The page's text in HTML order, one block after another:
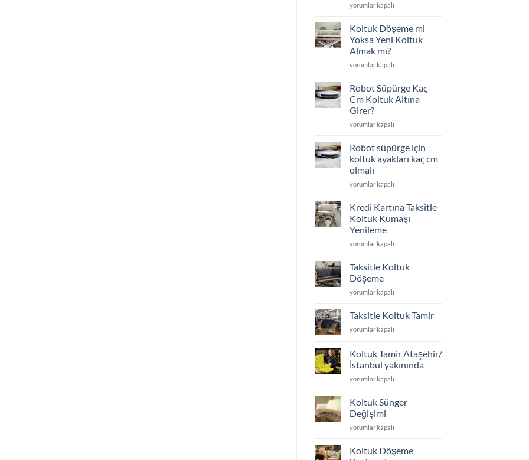
için
Koltuk
Yaptırmanın
için
yorumlar kapalı
Koltuk Döşeme mi
Yoksa Yeni Koltuk
Almak mı?
Koltuk
mi
Yeni
Koltuk
Almak
için
yorumlar kapalı
Robot Süpürge Kaç
Cm Koltuk Altına
Girer?
Robot
Kaç
Koltuk
Altına
Girer?
yorumlar kapalı
Robot süpürge için
koltuk ayakları kaç cm
olmalı
Robot
için
ayakları
kaç
cm
için
yorumlar kapalı
Kredi Kartına Taksitle
Koltuk Kumaşı
Yenileme
Kredi
Taksitle
Kumaşı
Yenileme
yorumlar kapalı
Taksitle Koltuk
Döşeme
Taksitle
Döşeme
yorumlar kapalı
Taksitle Koltuk Tamir
Taksitle
için
yorumlar kapalı
Koltuk Tamir Ataşehir/
İstanbul yakınında
Koltuk
Ataşehir/
İstanbul
yakınında
için
yorumlar kapalı
Koltuk Sünger
Değişimi
Koltuk
Değişimi
yorumlar kapalı
Koltuk Döşeme